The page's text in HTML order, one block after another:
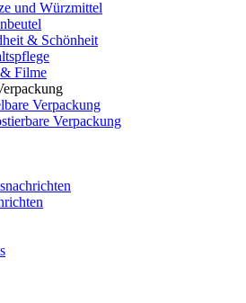
und Würzmittel
& Schönheit
Filme
Verpackung
Verpackung